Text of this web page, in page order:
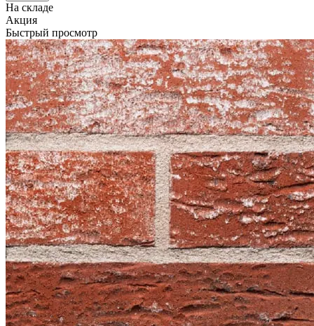
На складе
Акция
Быстрый просмотр